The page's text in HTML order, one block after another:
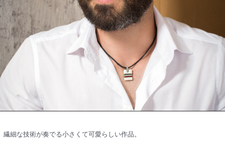
繊細な技術が奏でる小さくて可愛らしい作品。